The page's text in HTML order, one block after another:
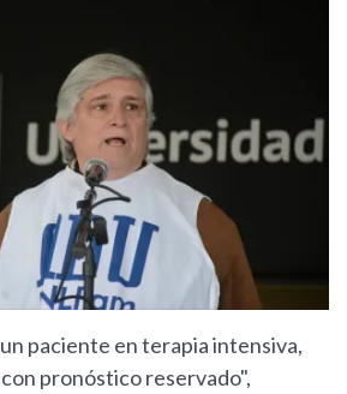
paciente en terapia intensiva,
pronóstico reservado",